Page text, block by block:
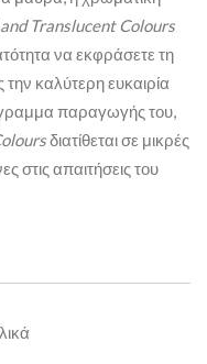
and Translucent Colours
να εκφράσετε τη
καλύτερη ευκαιρία
παραγωγής του,
διατίθεται σε μικρές
στις απαιτήσεις του